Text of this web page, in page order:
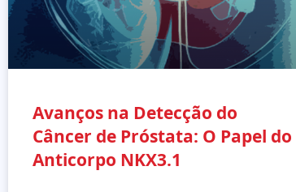
Avanços na Detecção do
Câncer de Próstata: O Papel do
Anticorpo NKX3.1